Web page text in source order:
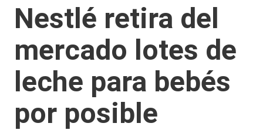
Nestlé retira del
mercado lotes de
leche para bebés
por posible